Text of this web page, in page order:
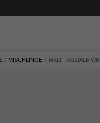
MISCHLINGE MELI - SOZIALE